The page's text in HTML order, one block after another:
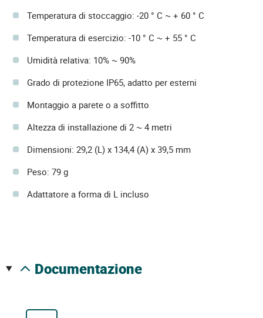
Temperatura di stoccaggio: -20 ° C ~ + 60 ° C
Temperatura di esercizio: -10 ° C ~ + 55 ° C
Umidità relativa: 10% ~ 90%
Grado di protezione IP65, adatto per esterni
Montaggio a parete o a soffitto
Altezza di installazione di 2 ~ 4 metri
Dimensioni: 29,2 (L) x 134,4 (A) x 39,5 mm
Peso: 79 g
Adattatore a forma di L incluso
documentazione